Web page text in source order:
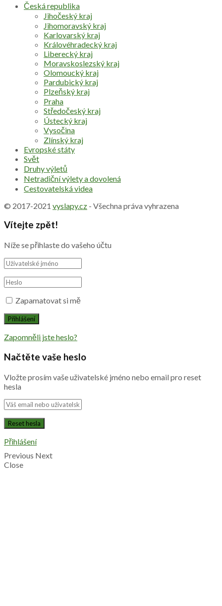
Česká republika
Jihočeský kraj
Jihomoravský kraj
Karlovarský kraj
Královéhradecký kraj
Liberecký kraj
Moravskoslezský kraj
Olomoucký kraj
Pardubický kraj
Plzeňský kraj
Praha
Středočeský kraj
Ústecký kraj
Vysočina
Zlínský kraj
Evropské státy
Svět
Druhy výletů
Netradiční výlety a dovolená
Cestovatelská videa
© 2017-2021 vyslapy.cz - Všechna práva vyhrazena
Vítejte zpět!
Níže se přihlaste do vašeho účtu
Zapamatovat si mě
Zapomněli jste heslo?
Načtěte vaše heslo
Vložte prosím vaše uživatelské jméno nebo email pro reset
hesla
Přihlášení
Previous Next
Close